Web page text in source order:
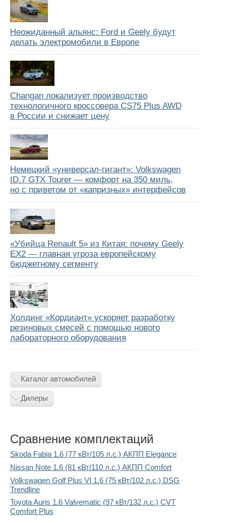
Неожиданный альянс: Ford и Geely будут
делать электромобили в Европе
Changan локализует производство
технологичного кроссовера CS75 Plus AWD
в России и снижает цену
Немецкий «универсал-гигант»: Volkswagen
ID.7 GTX Tourer — комфорт на 350 миль,
но с приветом от «капризных» интерфейсов
«Убийца Renault 5» из Китая: почему Geely
EX2 — главная угроза европейскому
бюджетному сегменту
Холдинг «Кордиант» ускоряет разработку
резиновых смесей с помощью нового
лабораторного оборудования
Каталог автомобилей
Дилеры
Сравнение комплектаций
Skoda Fabia 1.6 (77 кВт/105 л.с.) АКПП Elegance
Nissan Note 1.6 (81 кВт/110 л.с.) АКПП Comfort
Volkswagen Golf Plus VI 1.6 (75 кВт/102 л.с.) DSG
Trendline
Toyota Auris 1.6 Valvematic (97 кВт/132 л.с.) CVT
Comfort Plus